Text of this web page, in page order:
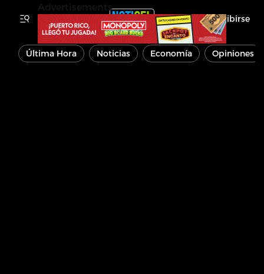
Inscribirse
Última Hora Noticias Economía Opiniones
Advertisements